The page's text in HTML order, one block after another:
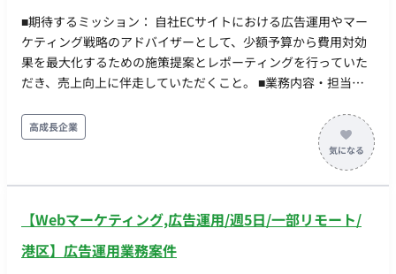
※年間休日124日 リモートワーク：あり（在宅勤務制度あり）
転籍・出向：なし 勤務地(雇入直後) 本社（東京都中央区日本
橋箱崎町24-1） ※出張が発生する可能性がございます。 勤務地
(変更の範囲)会社の定める場所 稼動時間：フレックスタイム制
（コアタイムなし） 標準労働時間：9:00～17:30（休憩60分）
※フレキシブルタイム 7:00～21:00 / 1日の最小就業時間 3時間
45分 時間外労働：有（残業少なめの環境です） 年収： ■賃金形
態：月給制（派遣期間時は時給制） ■派遣期間時時給：4,666円
スキル・希望を考慮の上決定 ※固定残業代：35時間分（80,300
円～）を含む ※35時間超過分は別途支給 昇給：年1回（4月）
賞与：年3回（6月・12月・3月） 加入保険：社会保険完備（健
■期待するミッション： 自社ECサイトにおける広告運用やマー
ケティング戦略のアドバイザーとして、少額予算から費用対効
果を最大化するための施策提案とレポーティングを行っていた
だき、売上向上に伴走していただくこと。 ■業務内容・担当工
関するアドバイザリー業務 ・月1回（または週1回で月合計4時
間程度）のミーティングを通じた戦略のすり合わせ ・依頼に応
じた分析業務およびレポート作成 ■チーム体制： ・EC担当者：
1名 ■開発環境： ・プログラミング言語：特になし ・FW：特に
量：週1日程度（月30時間程度を想定） ・リモート稼働：可能
・フレックス稼働：可能
高成長企業
【Webマーケティング,広告運用/週5日/一部リモート/
港区】広告運用業務案件